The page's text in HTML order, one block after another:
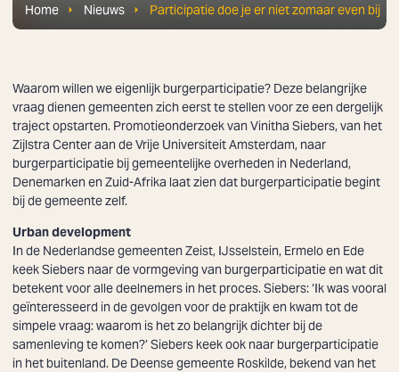
Home Nieuws Participatie doe je er niet zomaar even bij
Waarom willen we eigenlijk burgerparticipatie? Deze belangrijke
vraag dienen gemeenten zich eerst te stellen voor ze een dergelijk
traject opstarten. Promotieonderzoek van Vinitha Siebers, van het
Zijlstra Center aan de Vrije Universiteit Amsterdam, naar
burgerparticipatie bij gemeentelijke overheden in Nederland,
Denemarken en Zuid-Afrika laat zien dat burgerparticipatie begint
bij de gemeente zelf.
Urban development
In de Nederlandse gemeenten Zeist, IJsselstein, Ermelo en Ede
keek Siebers naar de vormgeving van burgerparticipatie en wat dit
betekent voor alle deelnemers in het proces. Siebers: ‘Ik was vooral
geïnteresseerd in de gevolgen voor de praktijk en kwam tot de
simpele vraag: waarom is het zo belangrijk dichter bij de
samenleving te komen?’ Siebers keek ook naar burgerparticipatie
in het buitenland. De Deense gemeente Roskilde, bekend van het